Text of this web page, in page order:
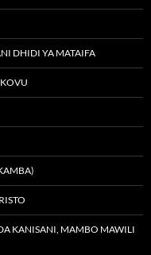
DHIDI YA MATAIFA
KANISANI, MAMBO MAWILI